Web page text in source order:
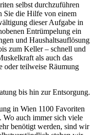
selbst durchzuführen
Sie die Hilfe von einem
dieser Aufgabe in
Entrümpelung ein
und Haushaltsauflösung
zum Keller – schnell und
als auch das
oder teilweise Räumung
bis hin zur Entsorgung.
in Wien 1100 Favoriten
Wo auch immer sich viele
benötigt werden, sind wir